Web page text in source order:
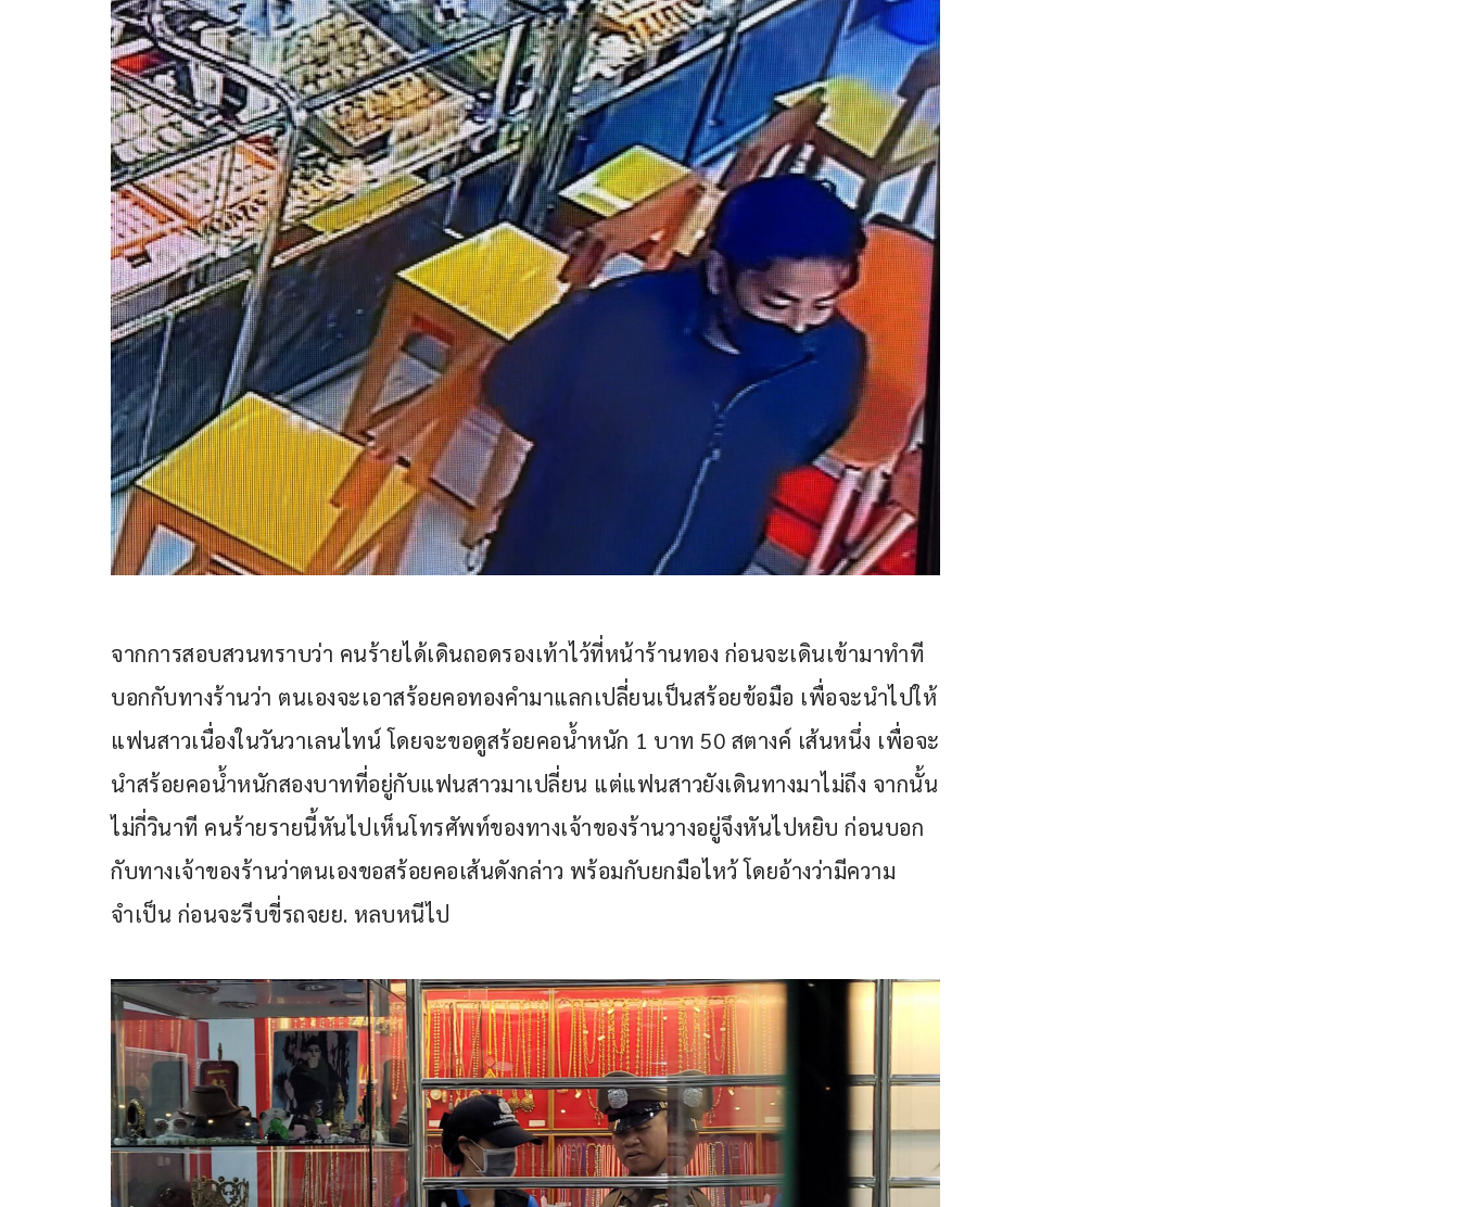
จากการสอบสวนทราบว่า คนร้ายได้เดินถอดรองเท้าไว้ที่หน้าร้านทอง ก่อนจะเดินเข้ามาทำที
บอกกับทางร้านว่า ตนเองจะเอาสร้อยคอทองคำมาแลกเปลี่ยนเป็นสร้อยข้อมือ เพื่อจะนำไปให้
แฟนสาวเนื่องในวันวาเลนไทน์ โดยจะขอดูสร้อยคอน้ำหนัก 1 บาท 50 สตางค์ เส้นหนึ่ง เพื่อจะ
นำสร้อยคอน้ำหนักสองบาทที่อยู่กับแฟนสาวมาเปลี่ยน แต่แฟนสาวยังเดินทางมาไม่ถึง จากนั้น
ไม่กี่วินาที คนร้ายรายนี้หันไปเห็นโทรศัพท์ของทางเจ้าของร้านวางอยู่จึงหันไปหยิบ ก่อนบอก
กับทางเจ้าของร้านว่าตนเองขอสร้อยคอเส้นดังกล่าว พร้อมกับยกมือไหว้ โดยอ้างว่ามีความ
จำเป็น ก่อนจะรีบขี่รถจยย. หลบหนีไป